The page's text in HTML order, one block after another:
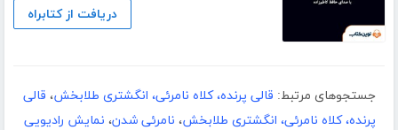
دریافت از کتابراه
جستجوهای مرتبط: قالی پرنده، کلاه نامرئی، انگشتری طلابخش، قالی
پرنده، کلاه نامرئی، انگشتری طلابخش، نامرئی شدن، نمایش رادیویی